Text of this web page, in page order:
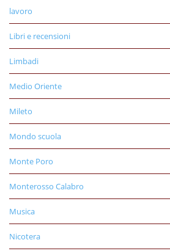
lavoro
Libri e recensioni
Limbadi
Medio Oriente
Mileto
Mondo scuola
Monte Poro
Monterosso Calabro
Musica
Nicotera